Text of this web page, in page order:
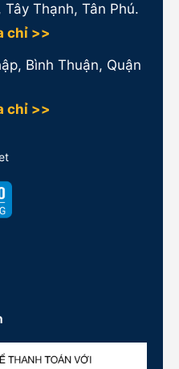
Thạnh, Tân Phú.
chỉ >>
Bình Thuận, Quận
chỉ >>